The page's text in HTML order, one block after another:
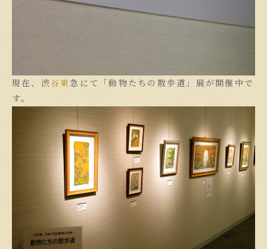
現在、渋谷東急にて「動物たちの散歩道」展が開催中で
す。